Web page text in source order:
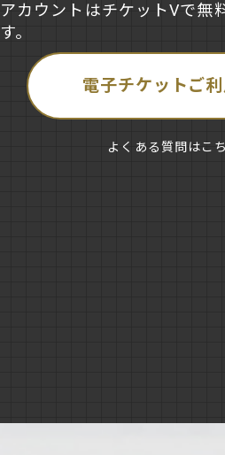
アカウントはチケットVで無
す。
電子チケットご
よくある質問はこ